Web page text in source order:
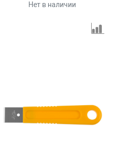
Нет в наличии